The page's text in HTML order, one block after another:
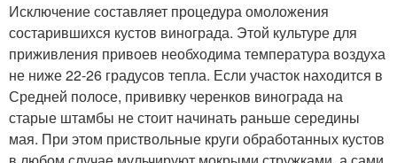
Исключение составляет процедура омоложения
состарившихся кустов винограда. Этой культуре для
приживления привоев необходима температура воздуха
не ниже 22-26 градусов тепла. Если участок находится в
Средней полосе, прививку черенков винограда на
старые штамбы не стоит начинать раньше середины
мая. При этом приствольные круги обработанных кустов